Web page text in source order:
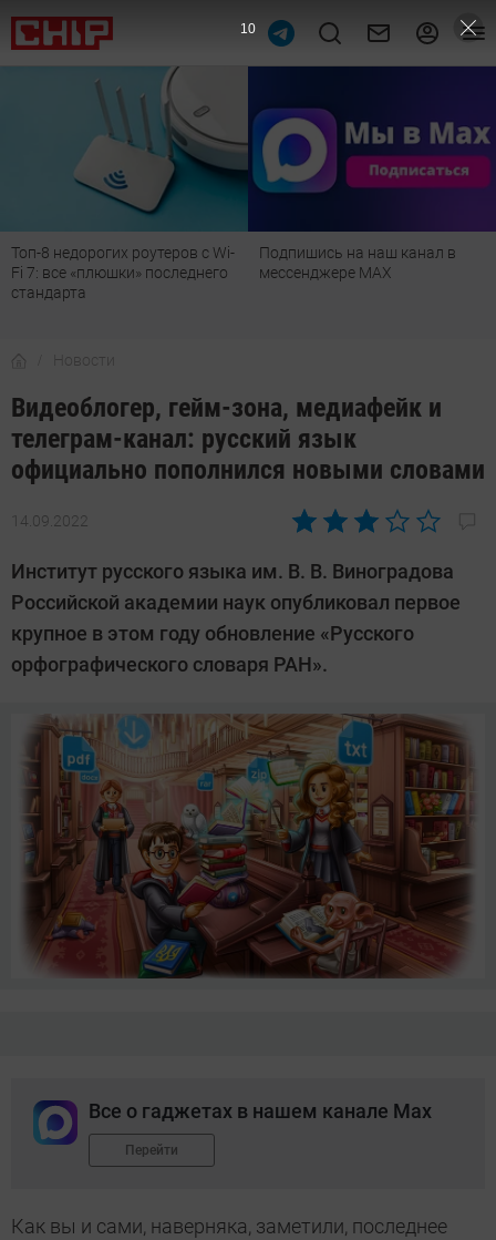
Топ-8 недорогих роутеров с Wi-
Fi 7: все «плюшки» последнего
стандарта
Подпишись на наш канал в
мессенджере МАХ
Новости
Видеоблогер, гейм-зона, медиафейк и
телеграм-канал: русский язык
официально пополнился новыми словами
14.09.2022
Автор:
Кошик
Институт русского языка им. В. В. Виноградова
Российской академии наук опубликовал первое
крупное в этом году обновление «Русского
орфографического словаря РАН».
Все о гаджетах в нашем канале Max
Перейти
Как вы и сами, наверняка, заметили, последнее
9